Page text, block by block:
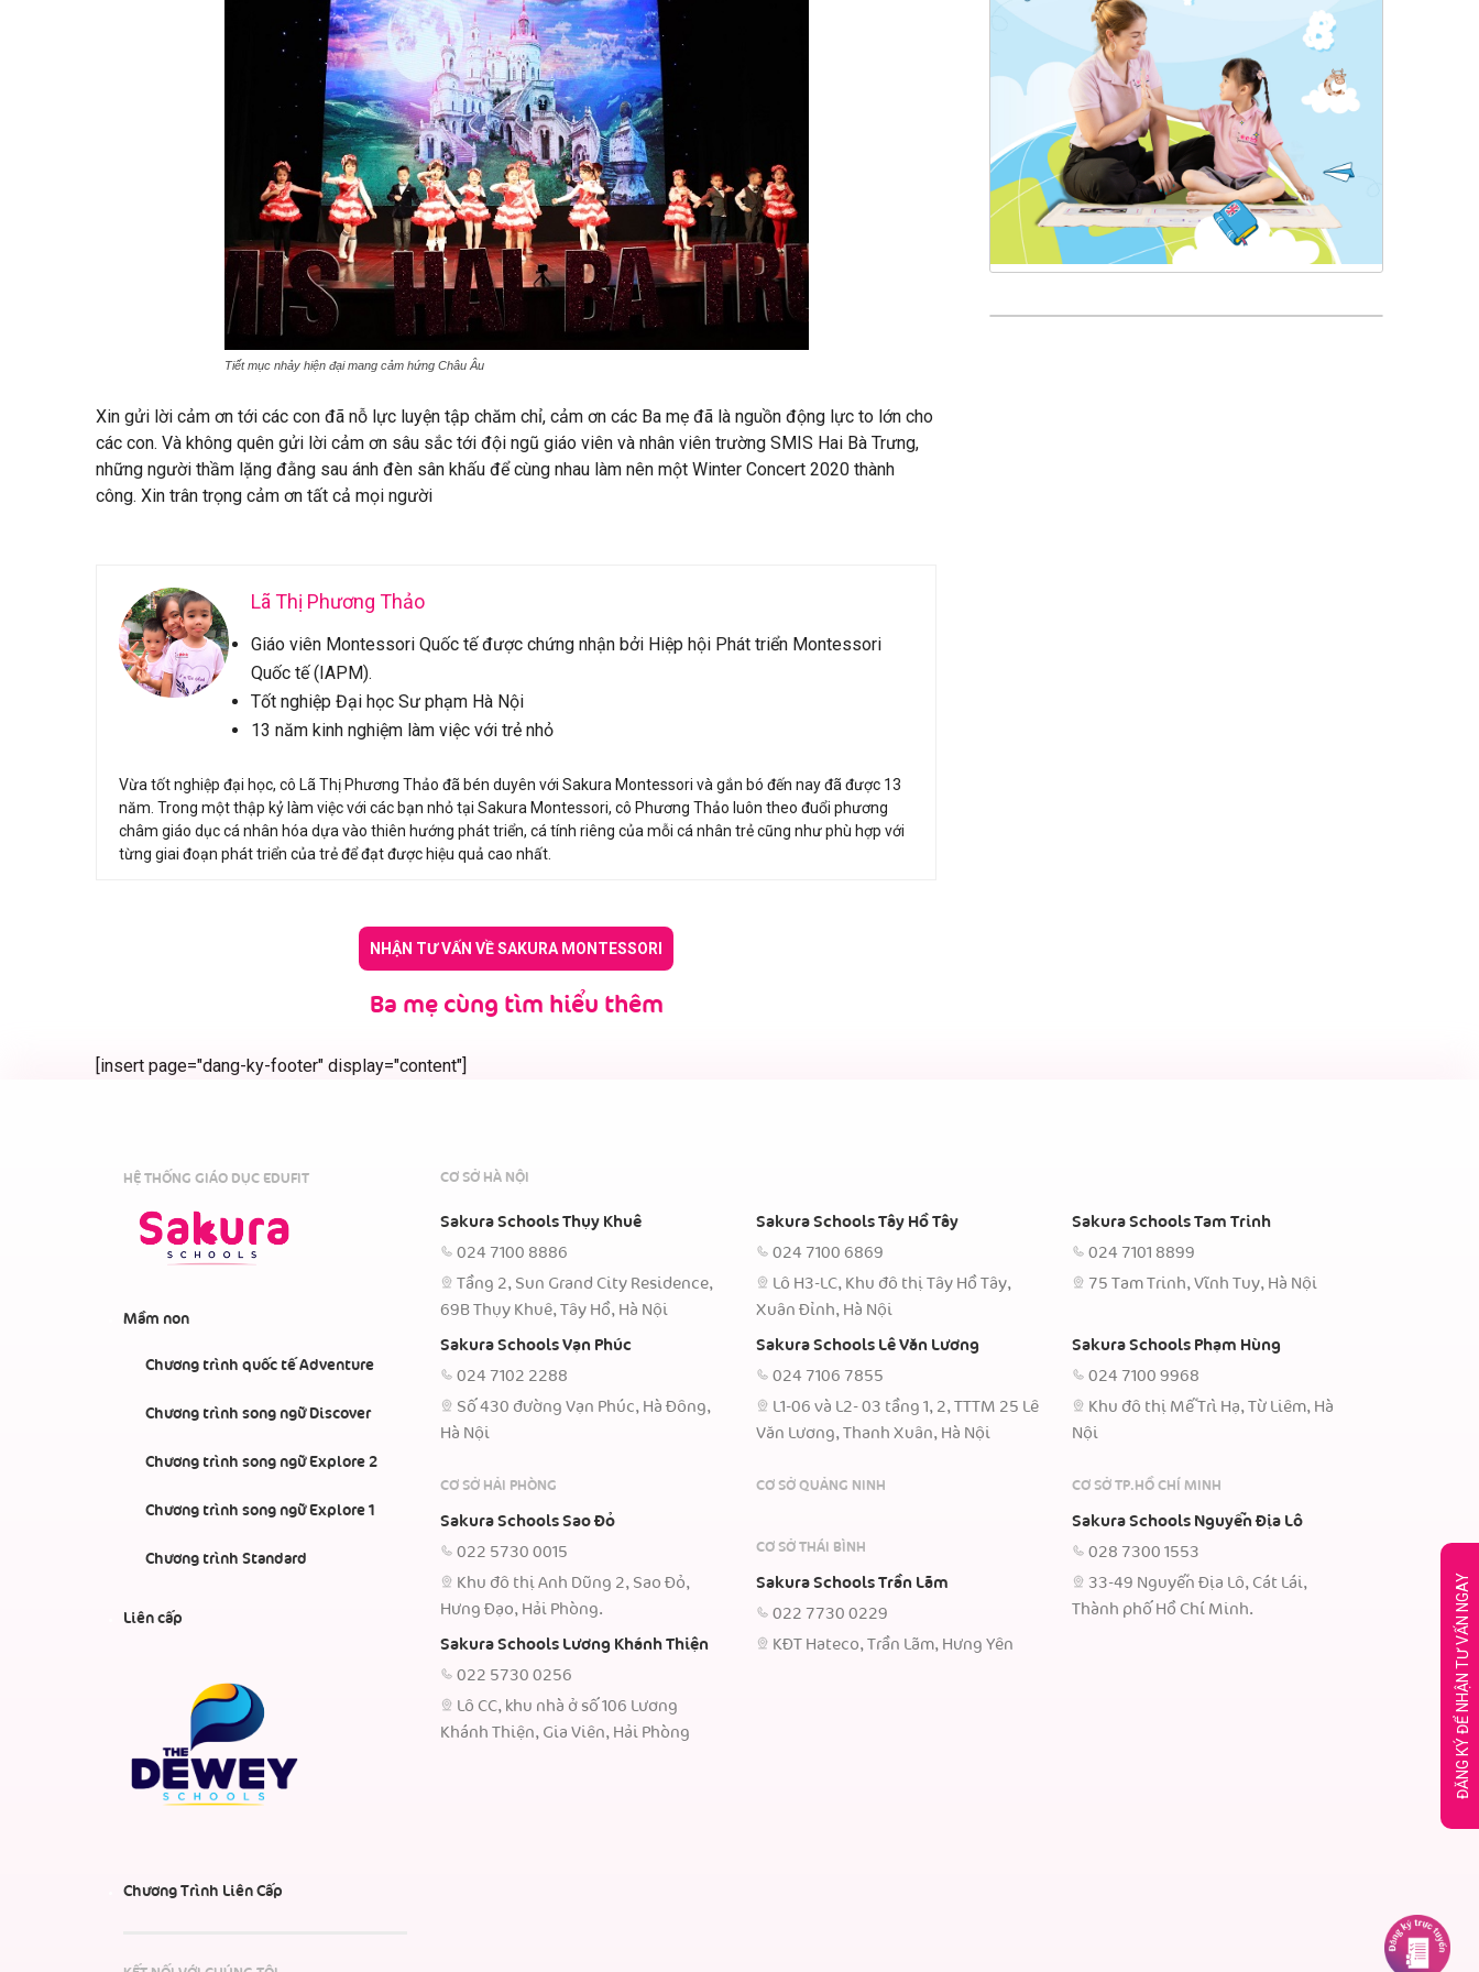
Tiết mục nhảy hiện đại mang cảm hứng Châu Âu
Xin gửi lời cảm ơn tới các con đã nỗ lực luyện tập chăm chỉ, cảm ơn các Ba mẹ đã là nguồn động lực to lớn cho
các con. Và không quên gửi lời cảm ơn sâu sắc tới đội ngũ giáo viên và nhân viên trường SMIS Hai Bà Trưng,
những người thầm lặng đằng sau ánh đèn sân khấu để cùng nhau làm nên một Winter Concert 2020 thành
công. Xin trân trọng cảm ơn tất cả mọi người
Lã Thị Phương Thảo
Giáo viên Montessori Quốc tế được chứng nhận bởi Hiệp hội Phát triển Montessori
Quốc tế (IAPM).
Tốt nghiệp Đại học Sư phạm Hà Nội
13 năm kinh nghiệm làm việc với trẻ nhỏ
Vừa tốt nghiệp đại học, cô Lã Thị Phương Thảo đã bén duyên với Sakura Montessori và gắn bó đến nay đã được 13
năm. Trong một thập kỷ làm việc với các bạn nhỏ tại Sakura Montessori, cô Phương Thảo luôn theo đuổi phương
châm giáo dục cá nhân hóa dựa vào thiên hướng phát triển, cá tính riêng của mỗi cá nhân trẻ cũng như phù hợp với
từng giai đoạn phát triển của trẻ để đạt được hiệu quả cao nhất.
NHẬN TƯ VẤN VỀ SAKURA MONTESSORI
Ba mẹ cùng tìm hiểu thêm
[insert page="dang-ky-footer" display="content"]
HỆ THỐNG GIÁO DỤC EDUFIT
Mầm non
Chương trình quốc tế Adventure
Chương trình song ngữ Discover
Chương trình song ngữ Explore 2
Chương trình song ngữ Explore 1
Chương trình Standard
Liên cấp
Chương Trình Liên Cấp
CƠ SỞ HÀ NỘI
Sakura Schools Thụy Khuê
024 7100 8886
Tầng 2, Sun Grand City Residence,
69B Thụy Khuê, Tây Hồ, Hà Nội
Sakura Schools Tây Hồ Tây
024 7100 6869
Lô H3-LC, Khu đô thị Tây Hồ Tây,
Xuân Đỉnh, Hà Nội
Sakura Schools Tam Trinh
024 7101 8899
75 Tam Trinh, Vĩnh Tuy, Hà Nội
Sakura Schools Vạn Phúc
024 7102 2288
Số 430 đường Vạn Phúc, Hà Đông,
Hà Nội
Sakura Schools Lê Văn Lương
024 7106 7855
L1-06 và L2- 03 tầng 1, 2, TTTM 25 Lê
Văn Lương, Thanh Xuân, Hà Nội
Sakura Schools Phạm Hùng
024 7100 9968
Khu đô thị Mễ Trì Hạ, Từ Liêm, Hà
Nội
CƠ SỞ HẢI PHÒNG
Sakura Schools Sao Đỏ
022 5730 0015
Khu đô thị Anh Dũng 2, Sao Đỏ,
Hưng Đạo, Hải Phòng.
Sakura Schools Lương Khánh Thiện
022 5730 0256
Lô CC, khu nhà ở số 106 Lương
Khánh Thiện, Gia Viên, Hải Phòng
CƠ SỞ QUẢNG NINH
CƠ SỞ THÁI BÌNH
Sakura Schools Trần Lãm
022 7730 0229
KĐT Hateco, Trần Lãm, Hưng Yên
CƠ SỞ TP.HỒ CHÍ MINH
Sakura Schools Nguyễn Địa Lô
028 7300 1553
33-49 Nguyễn Địa Lô, Cát Lái,
Thành phố Hồ Chí Minh.
ĐĂNG KÝ ĐỂ NHẬN TƯ VẤN NGAY